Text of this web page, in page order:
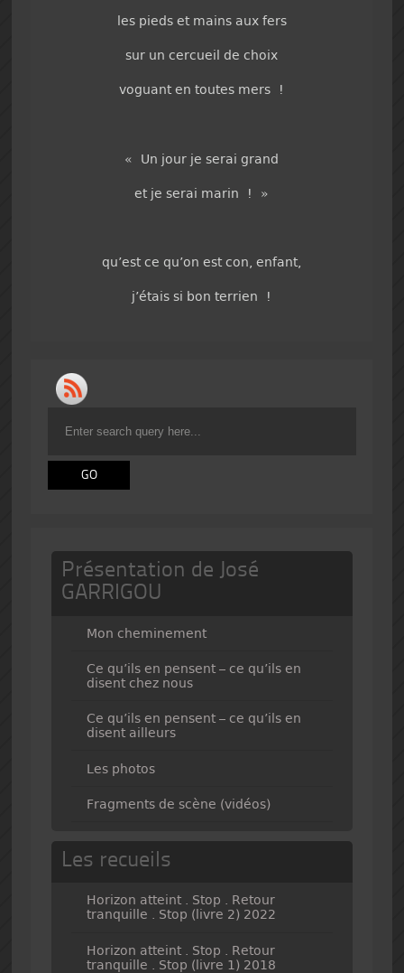
les pieds et mains aux fers
sur un cercueil de choix
voguant en toutes mers !
« Un jour je serai grand
et je serai marin ! »
qu’est ce qu’on est con, enfant,
j’étais si bon terrien !
Présentation de José
GARRIGOU
Mon cheminement
Ce qu’ils en pensent – ce qu’ils en
disent chez nous
Ce qu’ils en pensent – ce qu’ils en
disent ailleurs
Les photos
Fragments de scène (vidéos)
Les recueils
Horizon atteint . Stop . Retour
tranquille . Stop (livre 2) 2022
Horizon atteint . Stop . Retour
tranquille . Stop (livre 1) 2018